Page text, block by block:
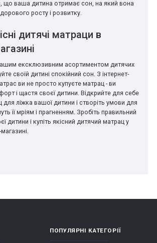
що ваша дитина отримає сон, на який вона
росту і розвитку.
дитячі матраци в
ексклюзивним асортиментом дитячих
своїй дитині спокійний сон. З інтернет-
ви не просто купуєте матрац - ви
і щастя своєї дитини. Відкрийте для себе
для ліжка вашої дитини і створіть умови для
її мріям і прагненням. Зробіть правильний
дитини і купіть якісний дитячий матрац у
ПОПУЛЯРНІ КАТЕГОРІЇ